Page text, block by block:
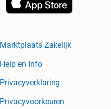
Marktplaats Zakelijk
Help en Info
Privacyverklaring
Privacyvoorkeuren